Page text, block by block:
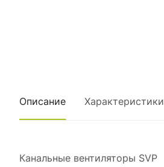
Описание Характеристики
Канальные вентиляторы SVP